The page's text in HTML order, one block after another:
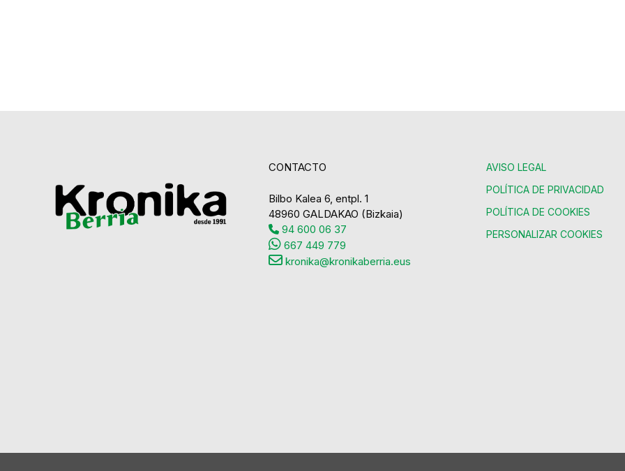
CONTACTO
Bilbo Kalea 6, entpl. 1
48960 GALDAKAO (Bizkaia)
94 600 06 37
667 449 779
kronika@kronikaberria.eus
AVISO LEGAL
POLÍTICA DE PRIVACIDAD
POLÍTICA DE COOKIES
PERSONALIZAR COOKIES